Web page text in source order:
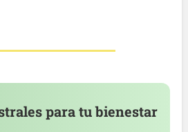
para tu bienestar